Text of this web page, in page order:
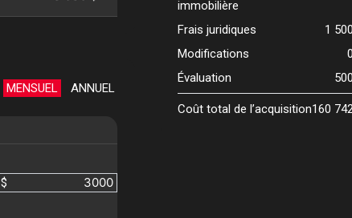
MENSUEL ANNUEL
$
immobilière
Frais juridiques
1
Modifications
Évaluation
Coût total de l’acquisition160